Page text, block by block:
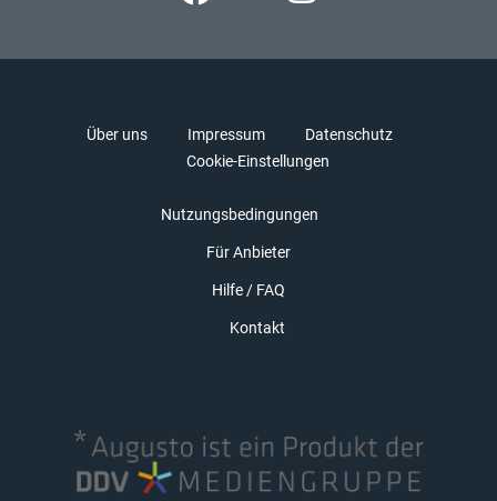
Über uns Impressum
Datenschutz
Cookie-Einstellungen
Nutzungsbedingungen
Für Anbieter
Hilfe / FAQ
Kontakt